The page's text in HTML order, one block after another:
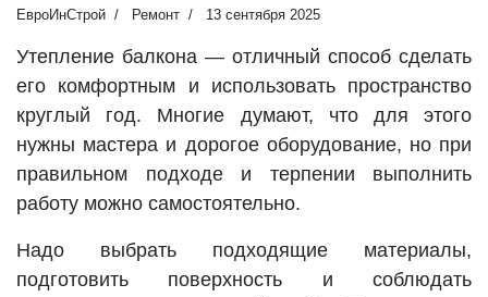
ЕвроИнСтрой Ремонт 13 сентября 2025
Утепление балкона — отличный способ сделать
его комфортным и использовать пространство
круглый год. Многие думают, что для этого
нужны мастера и дорогое оборудование, но при
правильном подходе и терпении выполнить
работу можно самостоятельно.
Надо выбрать подходящие материалы,
подготовить поверхность и соблюдать